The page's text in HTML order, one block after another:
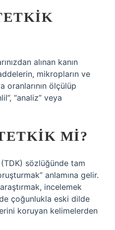
alınan kanın
mikropların ve
oranlarının ölçülüp
“analiz” veya
MI?
sözlüğünde tam
anlamına gelir.
incelemek
çoğunlukla eski dilde
koruyan kelimelerden